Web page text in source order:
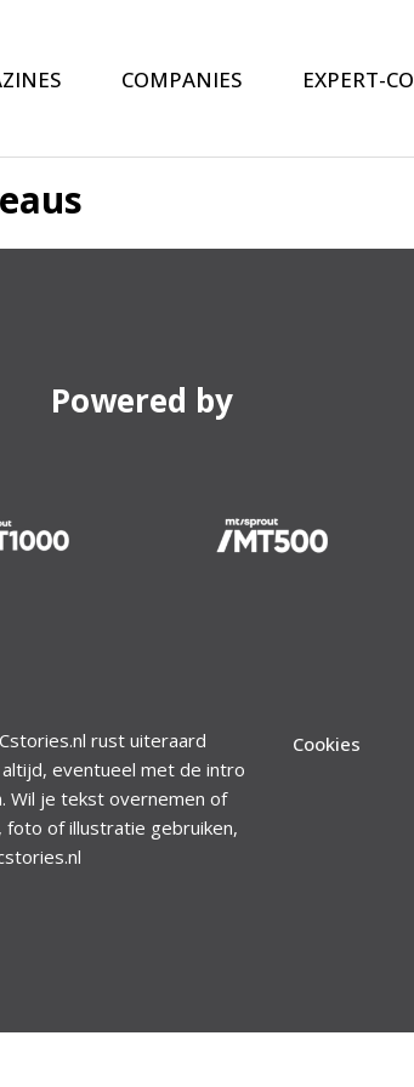
COMPANIES EXPERT-
Powered by
rust uiteraard
altijd, eventueel met de intro
Wil je tekst overnemen of
of illustratie gebruiken,
Cookies